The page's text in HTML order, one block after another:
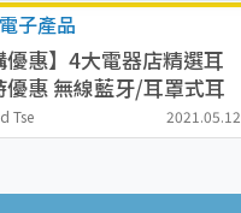
電子產品
優惠】4大電器店精選耳
優惠 無線藍牙/耳罩式耳
折！
Bose/JBL
Tse 2021.05.12